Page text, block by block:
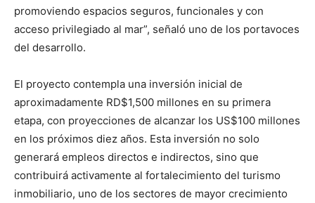
promoviendo espacios seguros, funcionales y con
acceso privilegiado al mar”, señaló uno de los portavoces
del desarrollo.
El proyecto contempla una inversión inicial de
aproximadamente RD$1,500 millones en su primera
etapa, con proyecciones de alcanzar los US$100 millones
en los próximos diez años. Esta inversión no solo
generará empleos directos e indirectos, sino que
contribuirá activamente al fortalecimiento del turismo
inmobiliario, uno de los sectores de mayor crecimiento